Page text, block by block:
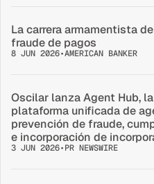
La carrera armamentista
fraude de pagos
8 JUN 2026•AMERICAN BANKER
Oscilar lanza Agent Hub,
plataforma unificada de
prevención de fraude,
e incorporación de
3 JUN 2026•PR NEWSWIRE